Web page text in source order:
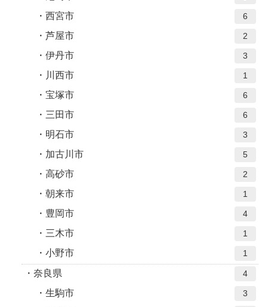
西宮市 6
芦屋市 2
伊丹市 3
川西市 1
宝塚市 6
三田市 6
明石市 3
加古川市 5
高砂市 2
朝来市 1
豊岡市 4
三木市 1
小野市 1
奈良県 4
生駒市 3